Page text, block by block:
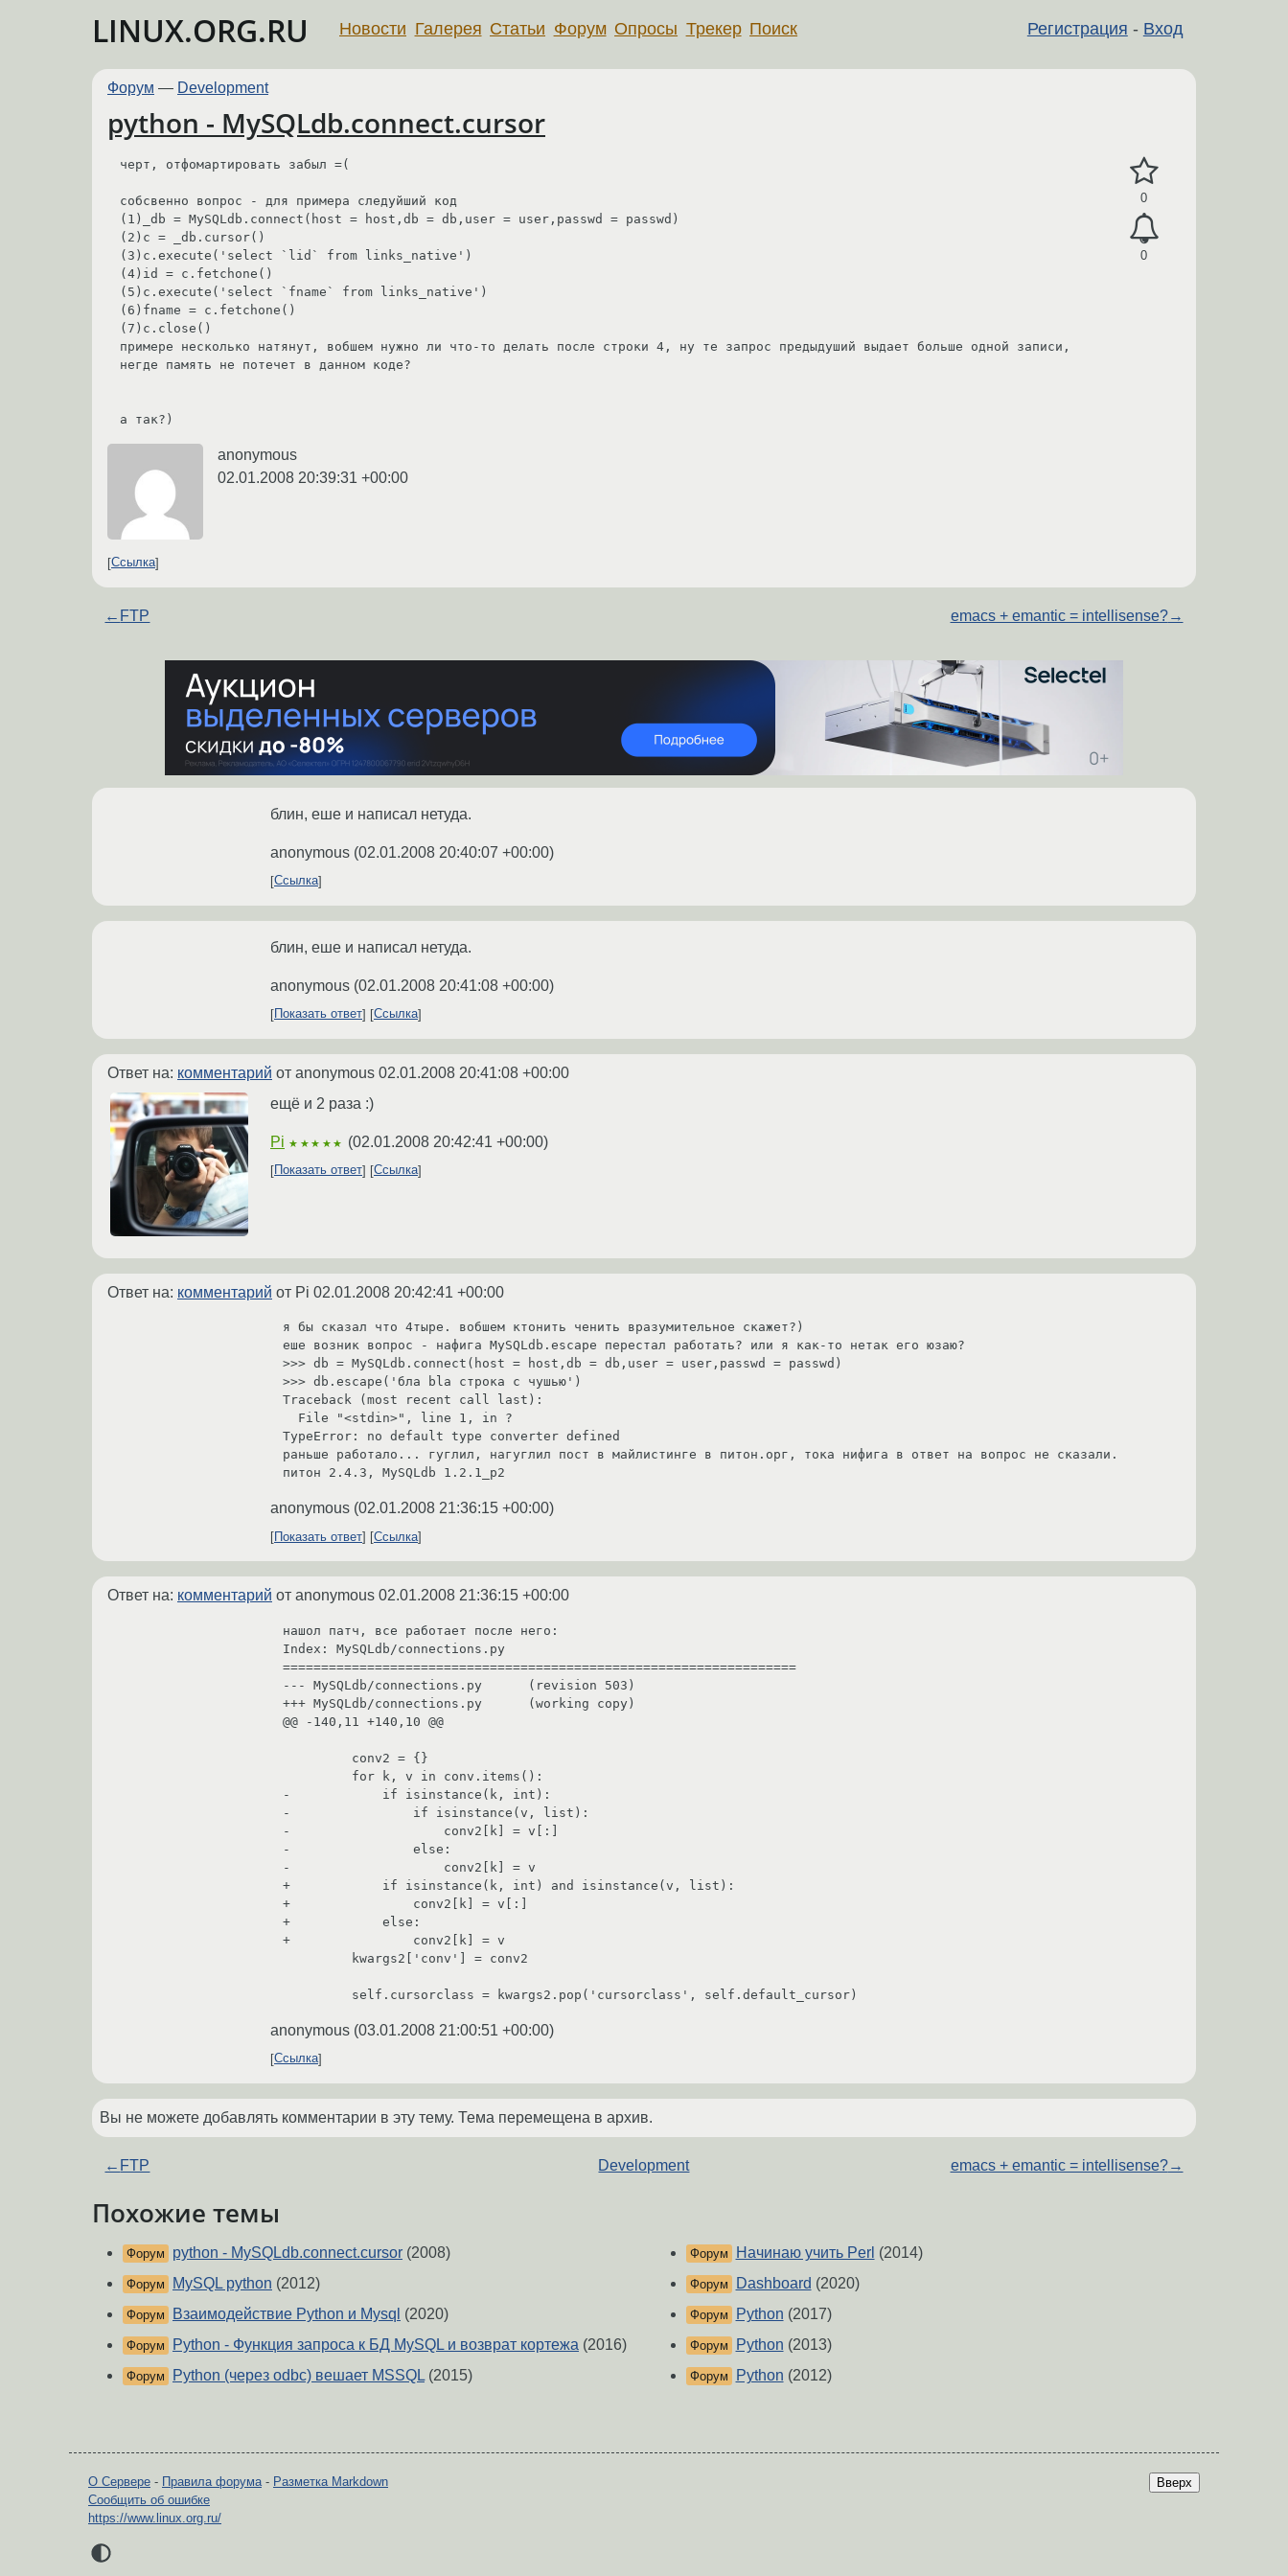
LINUX.ORG.RU Регистрация - Вход
Новости Галерея Статьи Форум Опросы Трекер Поиск
Форум — Development
python - MySQLdb.connect.cursor
0
0
черт, отфомартировать забыл =(
собсвенно вопрос - для примера следуйший код
(1)_db = MySQLdb.connect(host = host,db = db,user = user,passwd = passwd)
(2)c = _db.cursor()
(3)c.execute('select `lid` from links_native')
(4)id = c.fetchone()
(5)c.execute('select `fname` from links_native')
(6)fname = c.fetchone()
(7)c.close()
примере несколько натянут, вобшем нужно ли что-то делать после строки 4, ну те запрос предыдуший выдает больше одной записи,
негде память не потечет в данном коде?
а так?)
anonymous
02.01.2008 20:39:31 +00:00
Ссылка
← FTP emacs + emantic = intellisense?→
блин, еше и написал нетуда.
anonymous (02.01.2008 20:40:07 +00:00)
Ссылка
блин, еше и написал нетуда.
anonymous (02.01.2008 20:41:08 +00:00)
Показать ответ Ссылка
Ответ на: комментарий от anonymous 02.01.2008 20:41:08 +00:00
ещё и 2 раза :)
Pi ★★★★★ (02.01.2008 20:42:41 +00:00)
Показать ответ Ссылка
Ответ на: комментарий от Pi 02.01.2008 20:42:41 +00:00
я бы сказал что 4тыре. вобшем ктонить ченить вразумительное скажет?)
еше возник вопрос - нафига MySQLdb.escape перестал работать? или я как-то нетак его юзаю?
>>> db = MySQLdb.connect(host = host,db = db,user = user,passwd = passwd)
>>> db.escape('бла bla строка с чушью')
Traceback (most recent call last):
TypeError: no default type converter defined
раньше работало... гуглил, нагуглил пост в майлистинге в питон.орг, тока нифига в ответ на вопрос не сказали.
питон 2.4.3, MySQLdb 1.2.1_p2
anonymous (02.01.2008 21:36:15 +00:00)
Показать ответ Ссылка
Ответ на: комментарий от anonymous 02.01.2008 21:36:15 +00:00
нашол патч, все работает после него:
Index: MySQLdb/connections.py
===================================================================
--- MySQLdb/connections.py      (revision 503)
+++ MySQLdb/connections.py      (working copy)
@@ -140,11 +140,10 @@
-            if isinstance(k, int):
-                if isinstance(v, list):
-                    conv2[k] = v[:]
-                else:
-                    conv2[k] = v
+            if isinstance(k, int) and isinstance(v, list):
+                conv2[k] = v[:]
+            else:
+                conv2[k] = v
anonymous (03.01.2008 21:00:51 +00:00)
Ссылка
Вы не можете добавлять комментарии в эту тему. Тема перемещена в архив.
← FTP Development emacs + emantic = intellisense?→
Похожие темы
Форум python - MySQLdb.connect.cursor (2008)
Форум MySQL python (2012)
Форум Взаимодействие Python и Mysql (2020)
Форум Python - Функция запроса к БД MySQL и возврат кортежа (2016)
Форум Python (через odbc) вешает MSSQL(2015)
Форум Начинаю учить Perl (2014)
Форум Dashboard (2020)
Форум Python (2017)
Форум Python (2013)
Форум Python (2012)
Вверх
О Сервере - Правила форума- Разметка Markdown
Сообщить об ошибке
https://www.linux.org.ru/